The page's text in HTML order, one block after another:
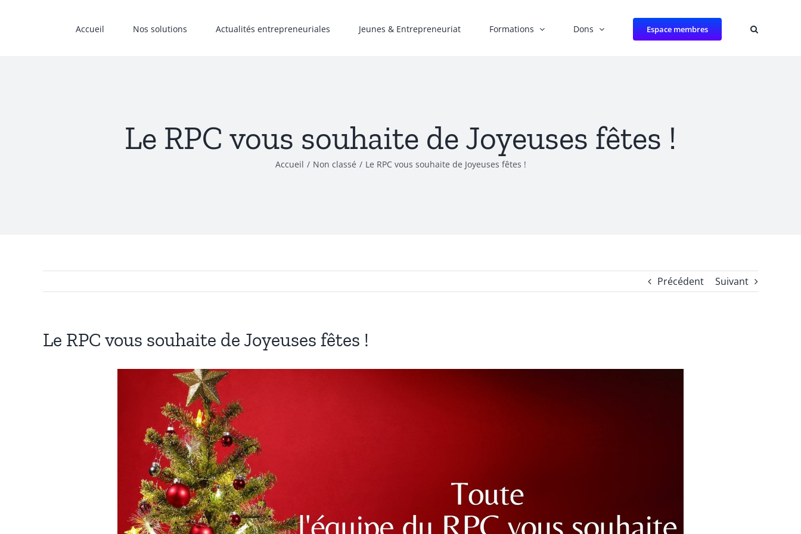
Accueil Nos solutions Actualités entrepreneuriales Jeunes & Entrepreneuriat Formations Dons Espace membres
Le RPC vous souhaite de Joyeuses fêtes !
Accueil / Non classé / Le RPC vous souhaite de Joyeuses fêtes !
Précédent Suivant
Le RPC vous souhaite de Joyeuses fêtes !